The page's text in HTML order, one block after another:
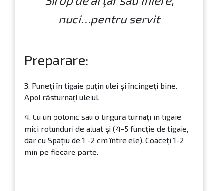
Esența de vanilie
1 praf de sare
Puțin ulei pentru uns tigaia
Sirop de arțar sau miere,
nuci…pentru servit